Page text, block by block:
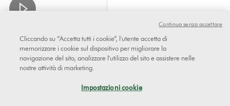
senza filo Dyson V15
Cliccando su “Accetta tutti i cookie”, l'utente accetta di
memorizzare i cookie sul dispositivo per migliorare la
navigazione del sito, analizzare l'utilizzo del sito e assistere nelle
nostre attività di marketing.
Impostazioni cookie
Continua senza accettare